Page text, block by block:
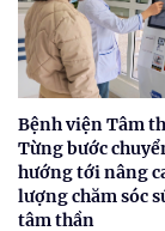
Bệnh viện Tâm
Từng bước
hướng tới nâng
lượng chăm sóc
tâm thần